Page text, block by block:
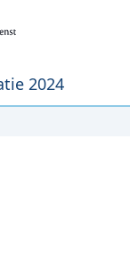
2024